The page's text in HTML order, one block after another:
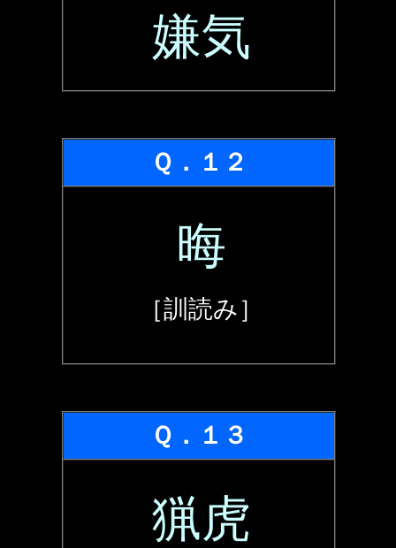
嫌気
Ｑ．１２
晦
［訓読み］
Ｑ．１３
猟虎